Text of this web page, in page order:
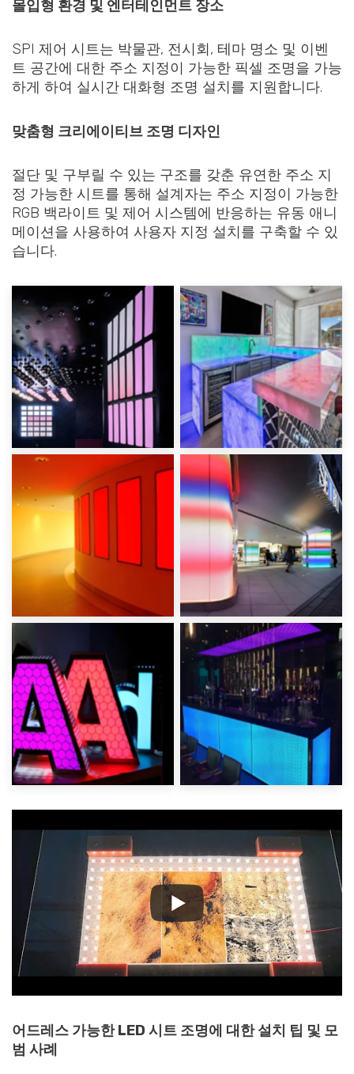
몰입형 환경 및 엔터테인먼트 장소
SPI 제어 시트는 박물관, 전시회, 테마 명소 및 이벤
트 공간에 대한 주소 지정이 가능한 픽셀 조명을 가능
하게 하여 실시간 대화형 조명 설치를 지원합니다.
맞춤형 크리에이티브 조명 디자인
절단 및 구부릴 수 있는 구조를 갖춘 유연한 주소 지
정 가능한 시트를 통해 설계자는 주소 지정이 가능한
RGB 백라이트 및 제어 시스템에 반응하는 유동 애니
메이션을 사용하여 사용자 지정 설치를 구축할 수 있
습니다.
어드레스 가능한 LED 시트 조명에 대한 설치 팁 및 모
범 사례